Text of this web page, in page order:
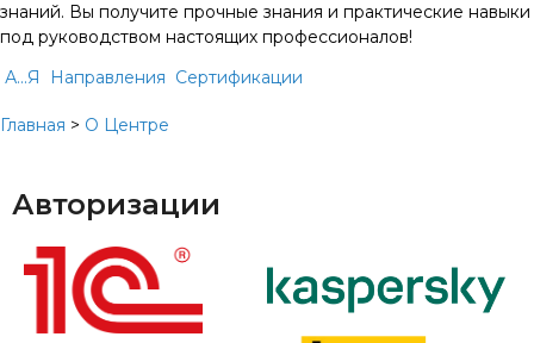
знаний. Вы получите прочные знания и практические навыки
под руководством настоящих профессионалов!
А...Я
Направления Сертификации
Главная > О Центре
Авторизации